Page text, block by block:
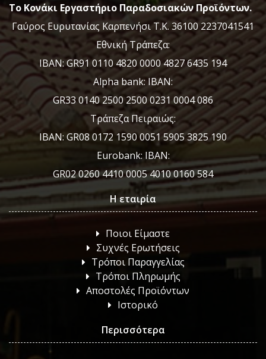
Το Κονάκι Εργαστήριο Παραδοσιακών Προϊόντων.
Γαύρος Ευρυτανίας Καρπενήσι Τ.Κ. 36100 2237041541
Εθνική Τράπεζα:
IBAN: GR91 0110 4820 0000 4827 6435 194
Alpha bank: IBAN:
GR33 0140 2500 2500 0231 0004 086
Τράπεζα Πειραιώς:
IBAN: GR08 0172 1590 0051 5905 3825 190
Eurobank: IBAN:
GR02 0260 4410 0005 4010 0160 584
Η εταιρία
Ποιοι Είμαστε
Συχνές Ερωτήσεις
Τρόποι Παραγγελίας
Τρόποι Πληρωμής
Αποστολές Προϊόντων
Ιστορικό
Περισσότερα